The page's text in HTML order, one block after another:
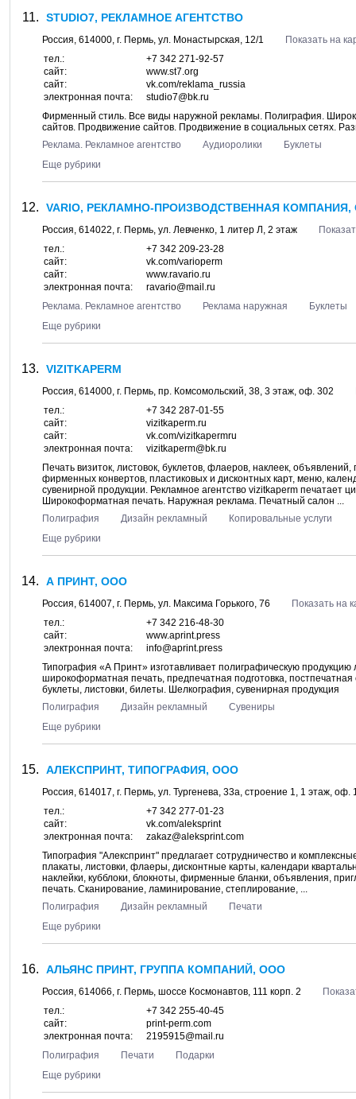
STUDIO7, РЕКЛАМНОЕ АГЕНТСТВО
Россия, 614000, г. Пермь, ул. Монастырская, 12/1
Показать на
тел.:
+7 342 271-92-57
сайт:
www.st7.org
сайт:
vk.com/reklama_russia
электронная почта:
studio7@bk.ru
Фирменный стиль. Все виды наружной рекламы. Полиграфия.
сайтов. Продвижение сайтов. Продвижение в социальных сетях.
Реклама. Рекламное агентство
Аудиоролики
Буклеты
Еще рубрики
VARIO, РЕКЛАМНО-ПРОИЗВОДСТВЕННАЯ
Россия, 614022, г. Пермь, ул. Левченко, 1 литер Л , 2 этаж
тел.:
+7 342 209-23-28
сайт:
vk.com/varioperm
сайт:
www.ravario.ru
электронная почта:
ravario@mail.ru
Реклама. Рекламное агентство
Реклама наружная
Буклеты
Еще рубрики
VIZITKAPERM
Россия, 614000, г. Пермь, пр. Комсомольский, 38, 3 этаж, оф. 302
тел.:
+7 342 287-01-55
сайт:
vizitkaperm.ru
сайт:
vk.com/vizitkapermru
электронная почта:
vizitkaperm@bk.ru
Печать визиток, листовок, буклетов, флаеров, наклеек,
фирменных конвертов, пластиковых и дисконтных карт, меню,
сувенирной продукции. Рекламное агентство vizitkaperm печатает
Широкоформатная печать. Наружная реклама. Печатный салон ...
Полиграфия
Дизайн рекламный
Копировальные услуги
Еще рубрики
А ПРИНТ, ООО
Россия, 614007, г. Пермь, ул. Максима Горького, 76
Показать на
тел.:
+7 342 216-48-30
сайт:
www.aprint.press
электронная почта:
info@aprint.press
Типография «А Принт» изготавливает полиграфическую
широкоформатная печать, предпечатная подготовка,
буклеты, листовки, билеты. Шелкография, сувенирная продукция
Полиграфия
Дизайн рекламный
Сувениры
Еще рубрики
АЛЕКСПРИНТ, ТИПОГРАФИЯ, ООО
Россия, 614017, г. Пермь, ул. Тургенева, 33а, строение 1, 1 этаж, оф.
тел.:
+7 342 277-01-23
сайт:
vk.com/aleksprint
электронная почта:
zakaz@aleksprint.com
Типография "Алекспринт" предлагает сотрудничество и
плакаты, листовки, флаеры, дисконтные карты, календари
наклейки, кубблоки, блокноты, фирменные бланки, объявления,
печать. Сканирование, ламинирование, степлирование, ...
Полиграфия
Дизайн рекламный
Печати
Еще рубрики
АЛЬЯНС ПРИНТ, ГРУППА КОМПАНИЙ, ООО
Россия, 614066, г. Пермь, шоссе Космонавтов, 111 корп. 2
тел.:
+7 342 255-40-45
сайт:
print-perm.com
электронная почта:
2195915@mail.ru
Полиграфия
Печати
Подарки
Еще рубрики